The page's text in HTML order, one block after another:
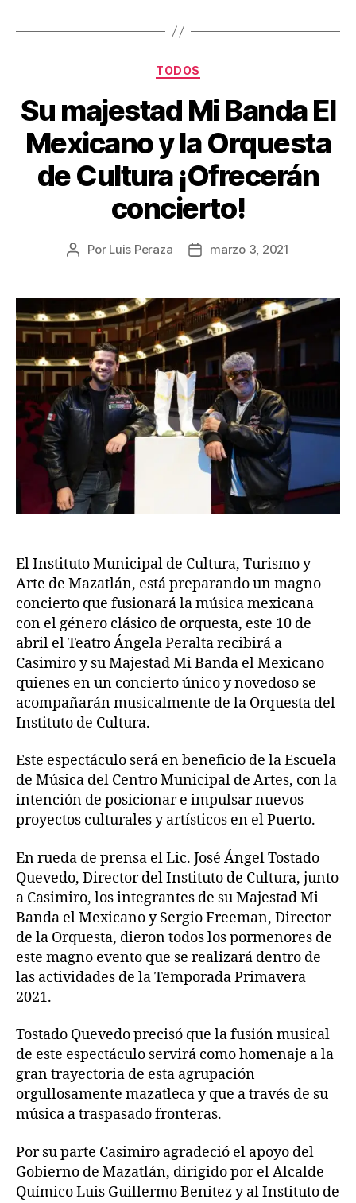
TODOS
Su majestad Mi Banda El
Mexicano y la Orquesta
de Cultura ¡Ofrecerán
concierto!
Por Luis Peraza marzo 3, 2021
El Instituto Municipal de Cultura, Turismo y
Arte de Mazatlán, está preparando un magno
concierto que fusionará la música mexicana
con el género clásico de orquesta, este 10 de
abril el Teatro Ángela Peralta recibirá a
Casimiro y su Majestad Mi Banda el Mexicano
quienes en un concierto único y novedoso se
acompañarán musicalmente de la Orquesta del
Instituto de Cultura.
Este espectáculo será en beneficio de la Escuela
de Música del Centro Municipal de Artes, con la
intención de posicionar e impulsar nuevos
proyectos culturales y artísticos en el Puerto.
En rueda de prensa el Lic. José Ángel Tostado
Quevedo, Director del Instituto de Cultura, junto
a Casimiro, los integrantes de su Majestad Mi
Banda el Mexicano y Sergio Freeman, Director
de la Orquesta, dieron todos los pormenores de
este magno evento que se realizará dentro de
las actividades de la Temporada Primavera
2021.
Tostado Quevedo precisó que la fusión musical
de este espectáculo servirá como homenaje a la
gran trayectoria de esta agrupación
orgullosamente mazatleca y que a través de su
música a traspasado fronteras.
Por su parte Casimiro agradeció el apoyo del
Gobierno de Mazatlán, dirigido por el Alcalde
Químico Luis Guillermo Benitez y al Instituto de